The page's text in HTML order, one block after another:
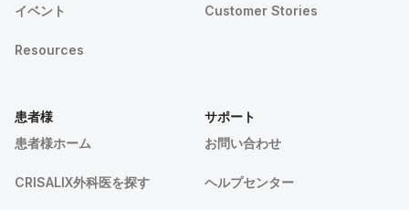
イベント
Resources
Customer Stories
患者様
患者様ホーム
CRISALIX外科医を探す
サポート
お問い合わせ
ヘルプセンター